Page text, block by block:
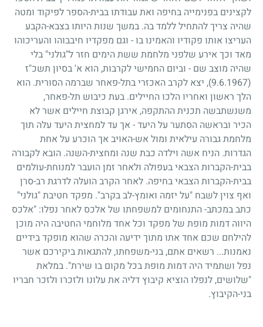
לקצינים בפנימייה בחיפה ואת עבודתו בבית-הספר לפיקוד ומטה
שהיה צריך להתחיל ללמד בה. במשך שנות היותו בצבא-הקבע
העריצו אותו פקודיו והאמינו בו - וגם מפקדיו חיבבוהו והעריכוהו
מאד וכך אירע שלפני מלחמת ששת הימים חזר ל"גולני" בלי
שהיה מוצב שם - וביום החמישי לקרבות, הוא א' בסיון תשכ"ז
(9.6.1967)
, יצא לקרב האכזרי בתל-פאחר שברמה הסורית. הוא
הלך ראשון ואחריו הלכו החיילים. בעת כיבוש תל-פאחר,
משנשתבשה תכנית ההתקפה, אירגן קבוצת חיילים אשר לא
הכיר ובראשה הסתער על היעד - אך עד למחצית היעד עלה תוך
מלחמת גבורה עילאית ומול אש-האויב אך הוכרע על אחת
הגדרות. הניח אשה וילדה כבת שנה ומחצית-השנה. הובא לקבורה
בבית-הקברות הצבאי בעפולה ולאחר זמן הועבר למנוחת-עולמים
בבית-הקברות הצבאי בחיפה. לאחר הקרב הועלה לדרגת רב-סרן
ואף צוין לשבח "על יזמה ואומץ-לב בקרב". מפקד חטיבת "גולני"
כתב במכתב- התנחומים למשפחתו של אלכס לאחר נפלו: "אלכס
היווה דמות מופת של מפקד וכל אחד מלוחמי החטיבה היה מוכן
להילחם שכם אחד אתו מתוך ידיעה והכרה שהוא מופקד בידיים
נאמנות... רשאים אתם, בני-משפחתו, להתגאות ביקירכם אשר
נפל ושתמיד היה דמות מופת בכל מקום בו שירת". במלאת
"שלושים, לנפלו הוציא קיבוץ דליה את עלונו ולזכרו ולזכר חבריו
בני-הקיבוץ.